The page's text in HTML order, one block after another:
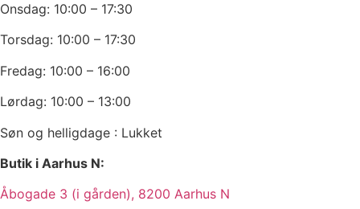
Onsdag: 10:00 – 17:30
Torsdag: 10:00 – 17:30
Fredag: 10:00 – 16:00
Lørdag: 10:00 – 13:00
Søn og helligdage : Lukket
Butik i Aarhus N:
Åbogade 3 (i gården), 8200 Aarhus N